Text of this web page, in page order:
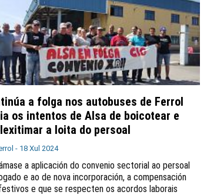
a folga nos autobuses de Ferrol
os intentos de Alsa de boicotear e
a loita do persoal
- 18 Xul 2024
a aplicación do convenio sectorial ao persoal
e ao de nova incorporación, a compensación
e que se respecten os acordos laborais